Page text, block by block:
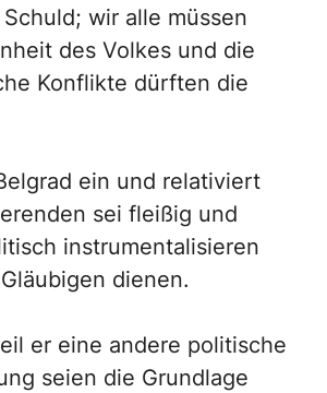
wir alle müssen
des Volkes und die
Konflikte dürften die
ein und relativiert
sei fleißig und
instrumentalisieren
dienen.
er eine andere politische
seien die Grundlage